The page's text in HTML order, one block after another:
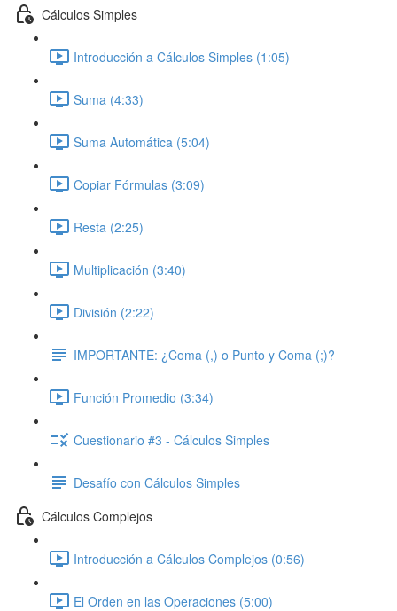
Cálculos Simples
Introducción a Cálculos Simples (1:05)
Suma (4:33)
Suma Automática (5:04)
Copiar Fórmulas (3:09)
Resta (2:25)
Multiplicación (3:40)
División (2:22)
IMPORTANTE: ¿Coma (,) o Punto y Coma (;)?
Función Promedio (3:34)
Cuestionario #3 - Cálculos Simples
Desafío con Cálculos Simples
Cálculos Complejos
Introducción a Cálculos Complejos (0:56)
El Orden en las Operaciones (5:00)